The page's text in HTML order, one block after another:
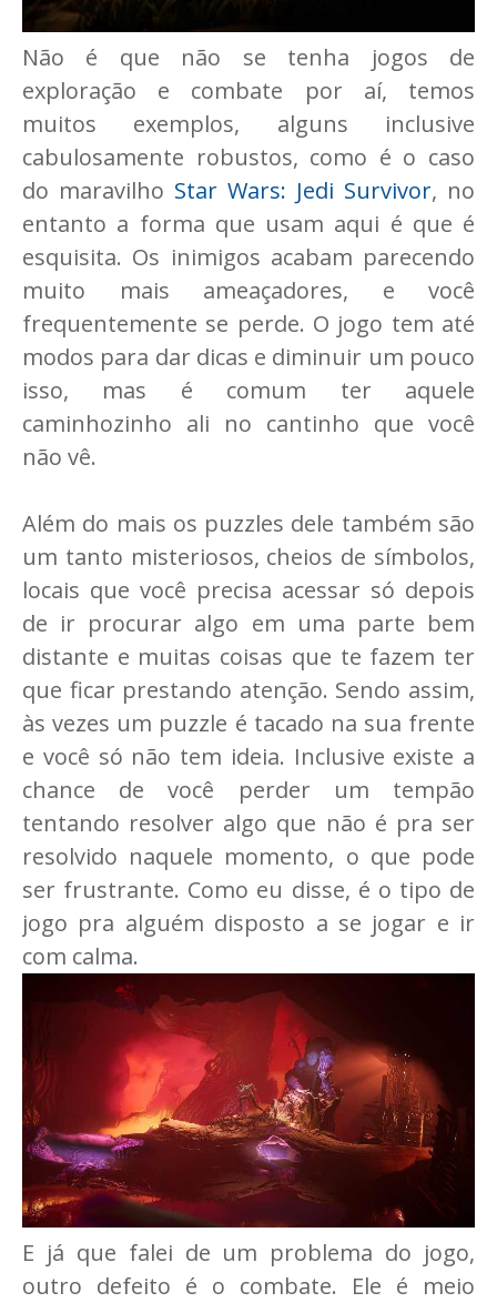
Não é que não se tenha jogos de
exploração e combate por aí, temos
muitos exemplos, alguns inclusive
cabulosamente robustos, como é o caso
do maravilho Star Wars: Jedi Survivor, no
entanto a forma que usam aqui é que é
esquisita. Os inimigos acabam parecendo
muito mais ameaçadores, e você
frequentemente se perde. O jogo tem até
modos para dar dicas e diminuir um pouco
isso, mas é comum ter aquele
caminhozinho ali no cantinho que você
não vê.
Além do mais os puzzles dele também são
um tanto misteriosos, cheios de símbolos,
locais que você precisa acessar só depois
de ir procurar algo em uma parte bem
distante e muitas coisas que te fazem ter
que ficar prestando atenção. Sendo assim,
às vezes um puzzle é tacado na sua frente
e você só não tem ideia. Inclusive existe a
chance de você perder um tempão
tentando resolver algo que não é pra ser
resolvido naquele momento, o que pode
ser frustrante. Como eu disse, é o tipo de
jogo pra alguém disposto a se jogar e ir
com calma.
E já que falei de um problema do jogo,
outro defeito é o combate. Ele é meio